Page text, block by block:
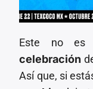
Este no es
celebración
Así que, si